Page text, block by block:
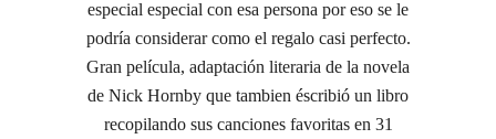
especial especial con esa persona por eso se le
podría considerar como el regalo casi perfecto.
Gran película, adaptación literaria de la novela
de Nick Hornby que tambien éscribió un libro
recopilando sus canciones favoritas en 31